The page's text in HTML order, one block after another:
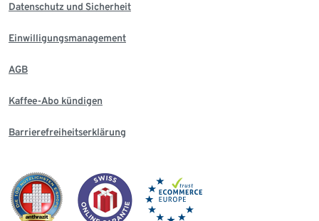
Datenschutz und Sicherheit
Einwilligungsmanagement
AGB
Kaffee-Abo kündigen
Barrierefreiheitserklärung